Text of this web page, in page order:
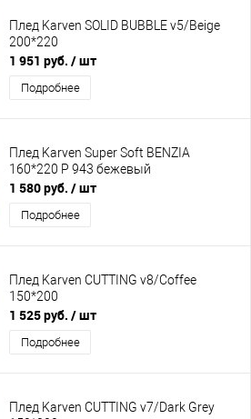
Плед Karven SOLID BUBBLE v5/Beige
200*220
1 951 руб. / шт
Подробнее
Плед Karven Super Soft BENZIA
160*220 Р 943 бежевый
1 580 руб. / шт
Подробнее
Плед Karven CUTTING v8/Coffee
150*200
1 525 руб. / шт
Подробнее
Плед Karven CUTTING v7/Dark Grey